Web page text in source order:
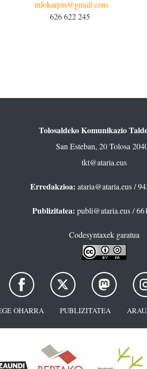
infokarpin@gmail.com
626 622 245
Tolosaldeko Komunikazio
San Esteban, 20 Tolosa
tkt@ataria.eus
Erredakzioa: ataria@ataria.eus/
Publizitatea: publi@ataria.eus/
Codesyntaxek garatua
OHARRA PUBLIZITATEA